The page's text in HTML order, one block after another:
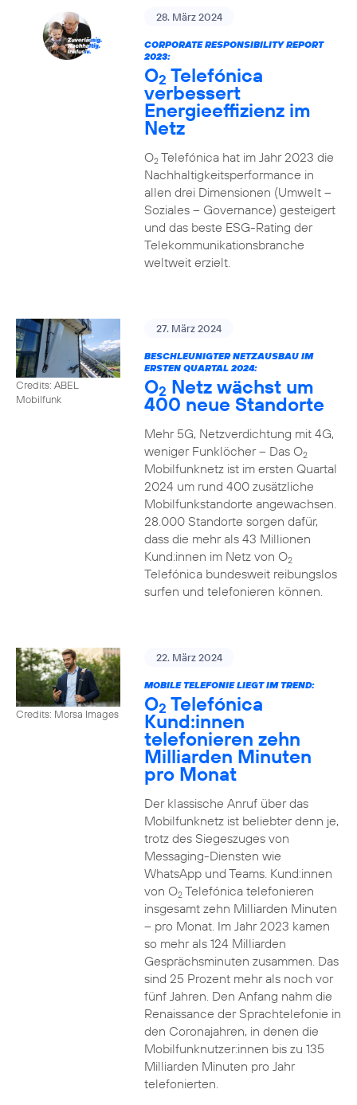
28. März 2024
CORPORATE RESPONSIBILITY REPORT
2023:
O2 Telefónica
verbessert
Energieeffizienz im
Netz
O2Telefónica hat im Jahr 2023 die
Nachhaltigkeitsperformance in
allen drei Dimensionen (Umwelt –
Soziales – Governance) gesteigert
und das beste ESG-Rating der
Telekommunikationsbranche
weltweit erzielt.
Credits: ABEL
Mobilfunk
27. März 2024
BESCHLEUNIGTER NETZAUSBAU IM
ERSTEN QUARTAL 2024:
O2 Netz wächst um
400 neue Standorte
Mehr 5G, Netzverdichtung mit 4G,
weniger Funklöcher – Das O2
Mobilfunknetz ist im ersten Quartal
2024 um rund 400 zusätzliche
Mobilfunkstandorte angewachsen.
28.000 Standorte sorgen dafür,
dass die mehr als 43 Millionen
Kund:innen im Netz von O2
Telefónica bundesweit reibungslos
surfen und telefonieren können.
Credits: Morsa Images
22. März 2024
MOBILE TELEFONIE LIEGT IM TREND:
O2 Telefónica
Kund:innen
telefonieren zehn
Milliarden Minuten
pro Monat
Der klassische Anruf über das
Mobilfunknetz ist beliebter denn je,
trotz des Siegeszuges von
Messaging-Diensten wie
WhatsApp und Teams. Kund:innen
von O2Telefónica telefonieren
insgesamt zehn Milliarden Minuten
– pro Monat. Im Jahr 2023 kamen
so mehr als 124 Milliarden
Gesprächsminuten zusammen. Das
sind 25 Prozent mehr als noch vor
fünf Jahren. Den Anfang nahm die
Renaissance der Sprachtelefonie in
den Coronajahren, in denen die
Mobilfunknutzer:innen bis zu 135
Milliarden Minuten pro Jahr
telefonierten.